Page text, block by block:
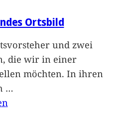
Ortsbild
und zwei
die wir in einer
möchten. In ihren
…